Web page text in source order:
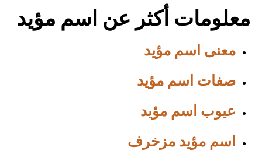
معلومات أكثر عن اسم مؤيد
معنى اسم مؤيد
صفات اسم مؤيد
عيوب اسم مؤيد
اسم مؤيد مزخرف